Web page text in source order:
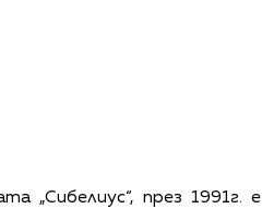
„Сибелиус“, през 1991г. е